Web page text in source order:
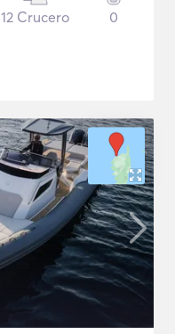
12 Crucero 0